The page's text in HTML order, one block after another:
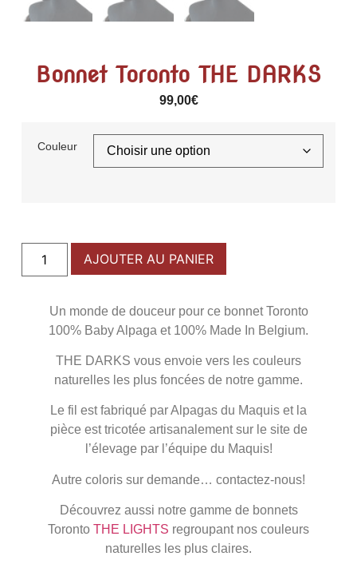
Bonnet Toronto THE DARKS
99,00€
Couleur
AJOUTER AU PANIER
Un monde de douceur pour ce bonnet Toronto
100% Baby Alpaga et 100% Made In Belgium.
THE DARKS vous envoie vers les couleurs
naturelles les plus foncées de notre gamme.
Le fil est fabriqué par Alpagas du Maquis et la
pièce est tricotée artisanalement sur le site de
l’élevage par l’équipe du Maquis!
Autre coloris sur demande… contactez-nous!
Découvrez aussi notre gamme de bonnets
Toronto THE LIGHTS regroupant nos couleurs
naturelles les plus claires.